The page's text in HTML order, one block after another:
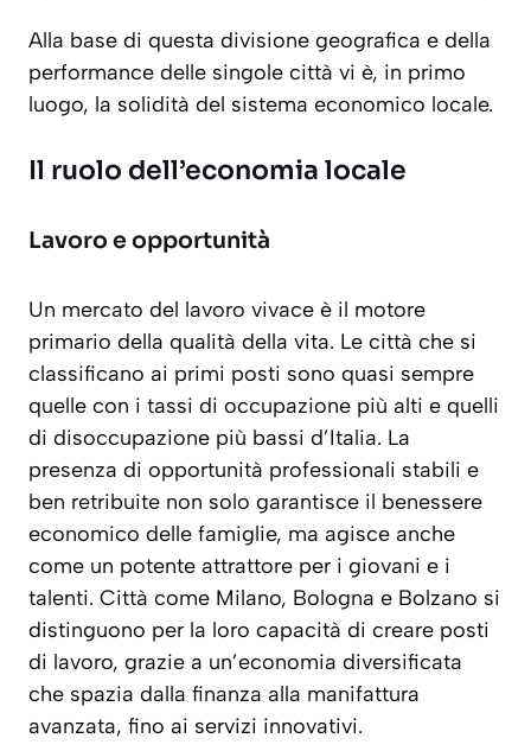
Alla base di questa divisione geografica e della
performance delle singole città vi è, in primo
luogo, la solidità del sistema economico locale.
Il ruolo dell’economia locale
Lavoro e opportunità
Un mercato del lavoro vivace è il motore
primario della qualità della vita. Le città che si
classificano ai primi posti sono quasi sempre
quelle con i tassi di occupazione più alti e quelli
di disoccupazione più bassi d’Italia. La
presenza di opportunità professionali stabili e
ben retribuite non solo garantisce il benessere
economico delle famiglie, ma agisce anche
come un potente attrattore per i giovani e i
talenti. Città come Milano, Bologna e Bolzano si
distinguono per la loro capacità di creare posti
di lavoro, grazie a un’economia diversificata
che spazia dalla finanza alla manifattura
avanzata, fino ai servizi innovativi.